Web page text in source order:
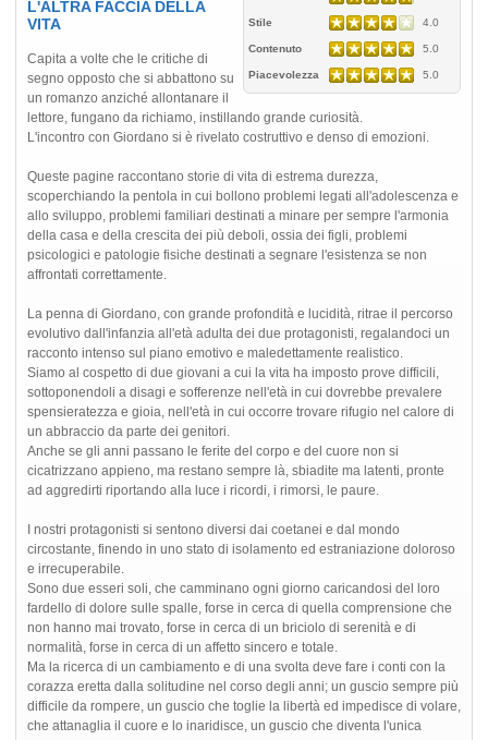
Stile 4.0
Contenuto 5.0
Piacevolezza 5.0
L'ALTRA FACCIA DELLA
VITA
Capita a volte che le critiche di
segno opposto che si abbattono su
un romanzo anziché allontanare il
lettore, fungano da richiamo, instillando grande curiosità.
L'incontro con Giordano si è rivelato costruttivo e denso di emozioni.
Queste pagine raccontano storie di vita di estrema durezza,
scoperchiando la pentola in cui bollono problemi legati all'adolescenza e
allo sviluppo, problemi familiari destinati a minare per sempre l'armonia
della casa e della crescita dei più deboli, ossia dei figli, problemi
psicologici e patologie fisiche destinati a segnare l'esistenza se non
affrontati correttamente.
La penna di Giordano, con grande profondità e lucidità, ritrae il percorso
evolutivo dall'infanzia all'età adulta dei due protagonisti, regalandoci un
racconto intenso sul piano emotivo e maledettamente realistico.
Siamo al cospetto di due giovani a cui la vita ha imposto prove difficili,
sottoponendoli a disagi e sofferenze nell'età in cui dovrebbe prevalere
spensieratezza e gioia, nell'età in cui occorre trovare rifugio nel calore di
un abbraccio da parte dei genitori.
Anche se gli anni passano le ferite del corpo e del cuore non si
cicatrizzano appieno, ma restano sempre là, sbiadite ma latenti, pronte
ad aggredirti riportando alla luce i ricordi, i rimorsi, le paure.
I nostri protagonisti si sentono diversi dai coetanei e dal mondo
circostante, finendo in uno stato di isolamento ed estraniazione doloroso
e irrecuperabile.
Sono due esseri soli, che camminano ogni giorno caricandosi del loro
fardello di dolore sulle spalle, forse in cerca di quella comprensione che
non hanno mai trovato, forse in cerca di un briciolo di serenità e di
normalità, forse in cerca di un affetto sincero e totale.
Ma la ricerca di un cambiamento e di una svolta deve fare i conti con la
corazza eretta dalla solitudine nel corso degli anni; un guscio sempre più
difficile da rompere, un guscio che toglie la libertà ed impedisce di volare,
che attanaglia il cuore e lo inaridisce, un guscio che diventa l'unica